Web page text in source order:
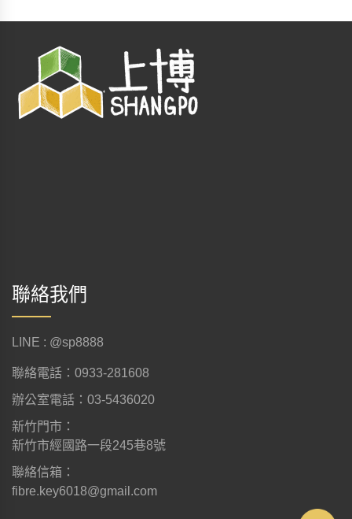
聯絡我們
LINE : @sp8888
聯絡電話：0933-281608
辦公室電話：03-5436020
新竹門市：
新竹市經國路一段245巷8號
聯絡信箱：
fibre.key6018@gmail.com